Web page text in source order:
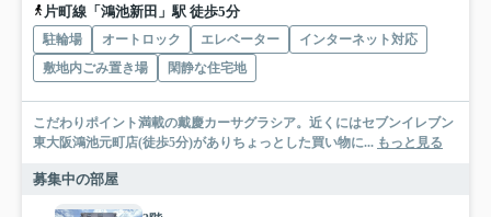
片町線「鴻池新田」駅 徒歩5分
駐輪場 オートロック エレベーター
インターネット対応
敷地内ごみ置き場
閑静な住宅地
こだわりポイント満載の戴慶カーサグラシア。近くにはセブンイレブン
東大阪鴻池元町店(徒歩5分)がありちょっとした買い物に... もっと見る
募集中の部屋